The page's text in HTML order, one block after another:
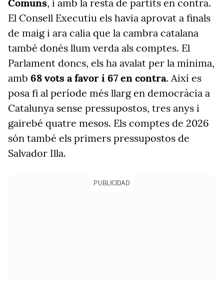
Comuns, i amb la resta de partits en contra.
El Consell Executiu els havia aprovat a finals
de maig i ara calia que la cambra catalana
també donés llum verda als comptes. El
Parlament doncs, els ha avalat per la mínima,
amb 68 vots a favor i 67 en contra. Així es
posa fi al període més llarg en democràcia a
Catalunya sense pressupostos, tres anys i
gairebé quatre mesos. Els comptes de 2026
són també els primers pressupostos de
Salvador Illa.
PUBLICIDAD